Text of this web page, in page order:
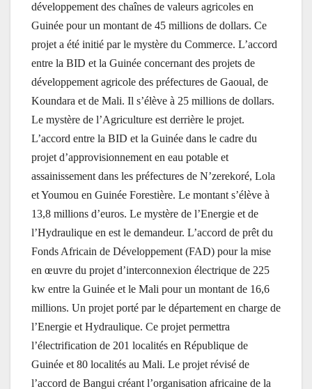
développement des chaînes de valeurs agricoles en
Guinée pour un montant de 45 millions de dollars. Ce
projet a été initié par le mystère du Commerce. L’accord
entre la BID et la Guinée concernant des projets de
développement agricole des préfectures de Gaoual, de
Koundara et de Mali. Il s’élève à 25 millions de dollars.
Le mystère de l’Agriculture est derrière le projet.
L’accord entre la BID et la Guinée dans le cadre du
projet d’approvisionnement en eau potable et
assainissement dans les préfectures de N’zerekoré, Lola
et Youmou en Guinée Forestière. Le montant s’élève à
13,8 millions d’euros. Le mystère de l’Energie et de
l’Hydraulique en est le demandeur. L’accord de prêt du
Fonds Africain de Développement (FAD) pour la mise
en œuvre du projet d’interconnexion électrique de 225
kw entre la Guinée et le Mali pour un montant de 16,6
millions. Un projet porté par le département en charge de
l’Energie et Hydraulique. Ce projet permettra
l’électrification de 201 localités en République de
Guinée et 80 localités au Mali. Le projet révisé de
l’accord de Bangui créant l’organisation africaine de la